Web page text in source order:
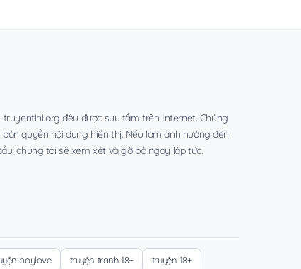
đều được sưu tầm trên Internet. Chúng
quyền nội dung hiển thị. Nếu làm ảnh hưởng đến
chúng tôi sẽ xem xét và gỡ bỏ ngay lập tức.
boylove truyện tranh 18+ truyện 18+